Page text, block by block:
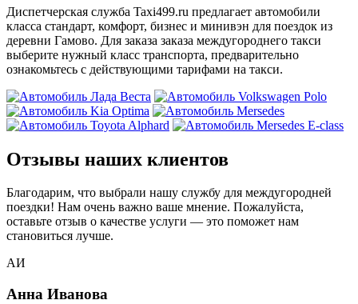
Диспетчерская служба Taxi499.ru предлагает автомобили
класса стандарт, комфорт, бизнес и минивэн для поездок из
деревни Гамово. Для заказа заказа междугороднего такси
выберите нужный класс транспорта, предварительно
ознакомьтесь с действующими тарифами на такси.
Отзывы наших клиентов
Благодарим, что выбрали нашу службу для междугородней
поездки! Нам очень важно ваше мнение. Пожалуйста,
оставьте отзыв о качестве услуги — это поможет нам
становиться лучше.
АИ
Анна Иванова